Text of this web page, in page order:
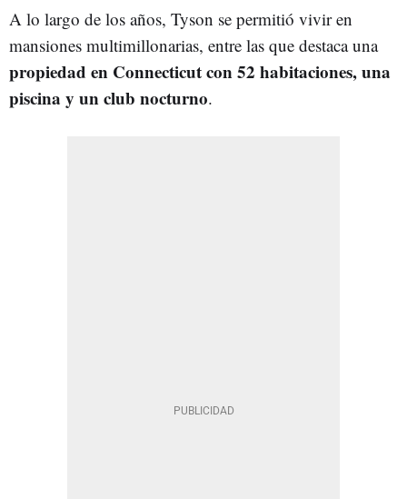
A lo largo de los años, Tyson se permitió vivir en
mansiones multimillonarias, entre las que destaca una
propiedad en Connecticut con 52 habitaciones, una
piscina y un club nocturno.